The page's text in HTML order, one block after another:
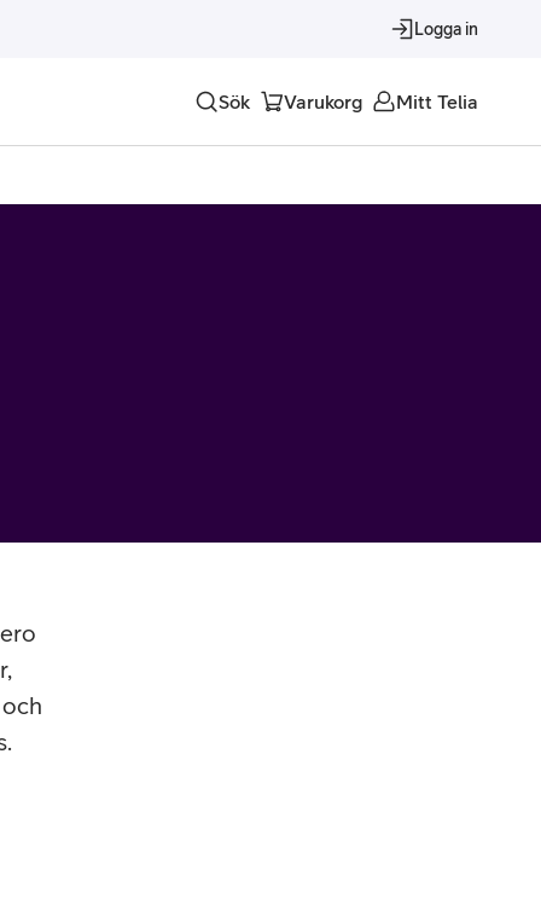
Logga in
Sök Varukorg Mitt Telia